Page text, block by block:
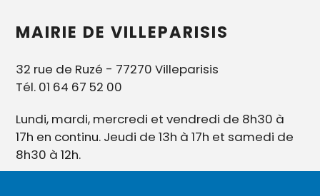
MAIRIE DE VILLEPARISIS
32 rue de Ruzé - 77270 Villeparisis
Tél. 01 64 67 52 00
Lundi, mardi, mercredi et vendredi de 8h30 à
17h en continu. Jeudi de 13h à 17h et samedi de
8h30 à 12h.